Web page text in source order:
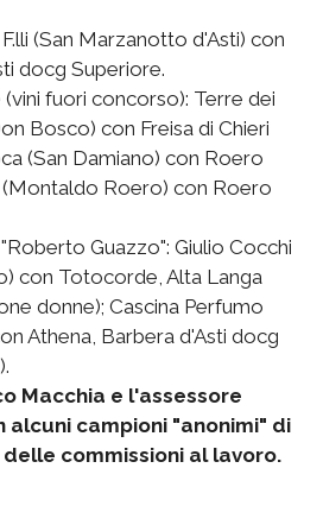
(San Marzanotto d'Asti) con
docg Superiore.
fuori concorso): Terre dei
Bosco) con Freisa di Chieri
(San Damiano) con Roero
(Montaldo Roero) con Roero
Guazzo": Giulio Cocchi
con Totocorde, Alta Langa
donne); Cascina Perfumo
Athena, Barbera d'Asti docg
Macchia e l'assessore
alcuni campioni "anonimi" di
commissioni al lavoro.